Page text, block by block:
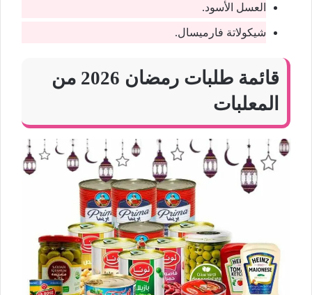
العسل الأسود.
شيكولاتة فارميسال.
قائمة طلبات رمضان 2026 من
المعلبات